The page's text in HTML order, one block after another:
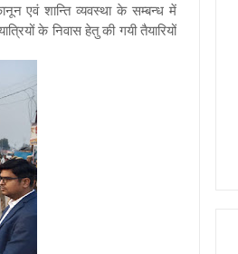
एवं शान्ति व्यवस्था के सम्बन्ध में
के निवास हेतु की गयी तैयारियों